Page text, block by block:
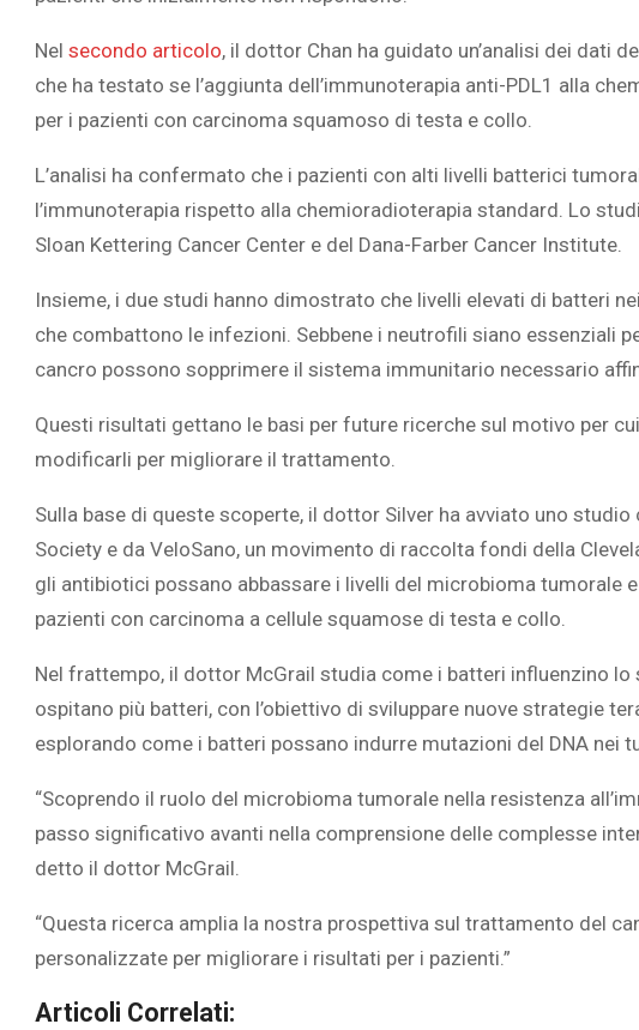
Nel secondo articolo, il dottor Chan ha guidato un’analisi dei dati
che ha testato se l’aggiunta dell’immunoterapia anti-PDL1 alla
per i pazienti con carcinoma squamoso di testa e collo.
L’analisi ha confermato che i pazienti con alti livelli batterici
l’immunoterapia rispetto alla chemioradioterapia standard. Lo
Sloan Kettering Cancer Center e del Dana-Farber Cancer Institute.
Insieme, i due studi hanno dimostrato che livelli elevati di batteri
che combattono le infezioni. Sebbene i neutrofili siano essenziali
cancro possono sopprimere il sistema immunitario necessario
Questi risultati gettano le basi per future ricerche sul motivo per
modificarli per migliorare il trattamento.
Sulla base di queste scoperte, il dottor Silver ha avviato uno
Society e da VeloSano, un movimento di raccolta fondi della
gli antibiotici possano abbassare i livelli del microbioma tumorale
pazienti con carcinoma a cellule squamose di testa e collo.
Nel frattempo, il dottor McGrail studia come i batteri influenzino lo
ospitano più batteri, con l’obiettivo di sviluppare nuove strategie
esplorando come i batteri possano indurre mutazioni del DNA nei
“Scoprendo il ruolo del microbioma tumorale nella resistenza
passo significativo avanti nella comprensione delle complesse
detto il dottor McGrail.
“Questa ricerca amplia la nostra prospettiva sul trattamento del
personalizzate per migliorare i risultati per i pazienti.”
Articoli Correlati: